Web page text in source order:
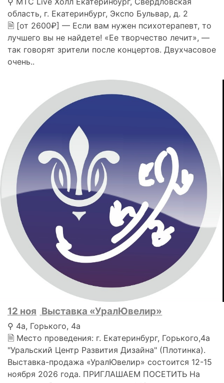
область, г. Екатеринбург, Экспо Бульвар, д. 2
🗎 [от 2600₽] — Если вам нужен психотерапевт, то
лучшего вы не найдете! «Ее творчество лечит», —
так говорят зрители после концертов. Двухчасовое
очень..
12 ноя Выставка «УралЮвелир»
⚲ 4а, Горького, 4а
🗎 Место проведения: г. Екатеринбург, Горького,4а
"Уральский Центр Развития Дизайна" (Плотинка).
Выставка-продажа «УралЮвелир» состоится 12-15
ноября 2026 года. ПРИГЛАШАЕМ ПОСЕТИТЬ На